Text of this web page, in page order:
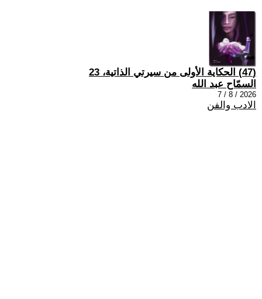
(47) الحكاية الأولى من سيرتي الذاتية، 23
السمّاح عبد الله
2026 / 8 / 7
الادب والفن